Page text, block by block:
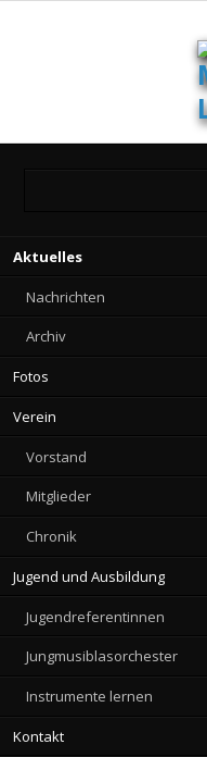
überspringen
Aktuelles
Nachrichten
Archiv
Fotos
Verein
Vorstand
Mitglieder
Chronik
Jugend und Ausbildung
Jugendreferentinnen
Jungmusiblasorchester
Instrumente lernen
Kontakt